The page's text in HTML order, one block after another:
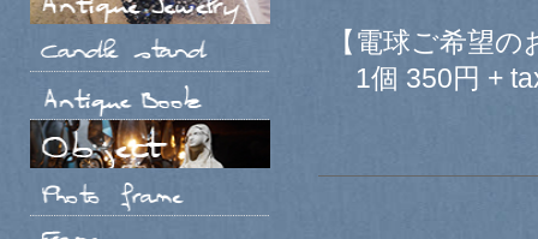
【電球ご希望の
1個 350円 +